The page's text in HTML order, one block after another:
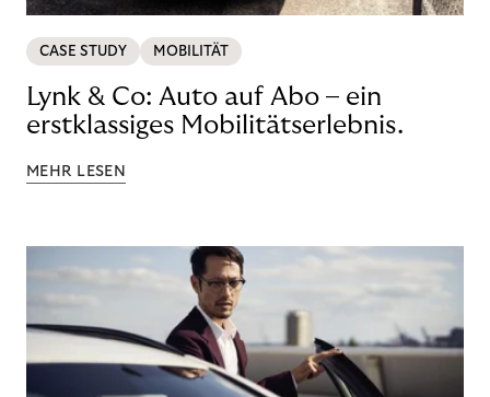
CASE STUDY MOBILITÄT
Lynk & Co: Auto auf Abo – ein
erstklassiges Mobilitätserlebnis.
MEHR LESEN